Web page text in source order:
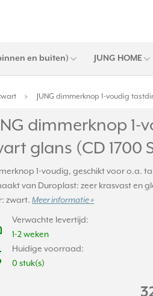
en buiten) JUNG HOME
JUNG dimmerknop 1-voudig
dimmerknop
glans (CD 1700
1-voudig, geschikt voor o.a.
van Duroplast: zeer krasvast en
zwart.Meer informatie »
Verwachte levertijd:
1-2 weken
Huidige voorraad:
0 stuk(s)